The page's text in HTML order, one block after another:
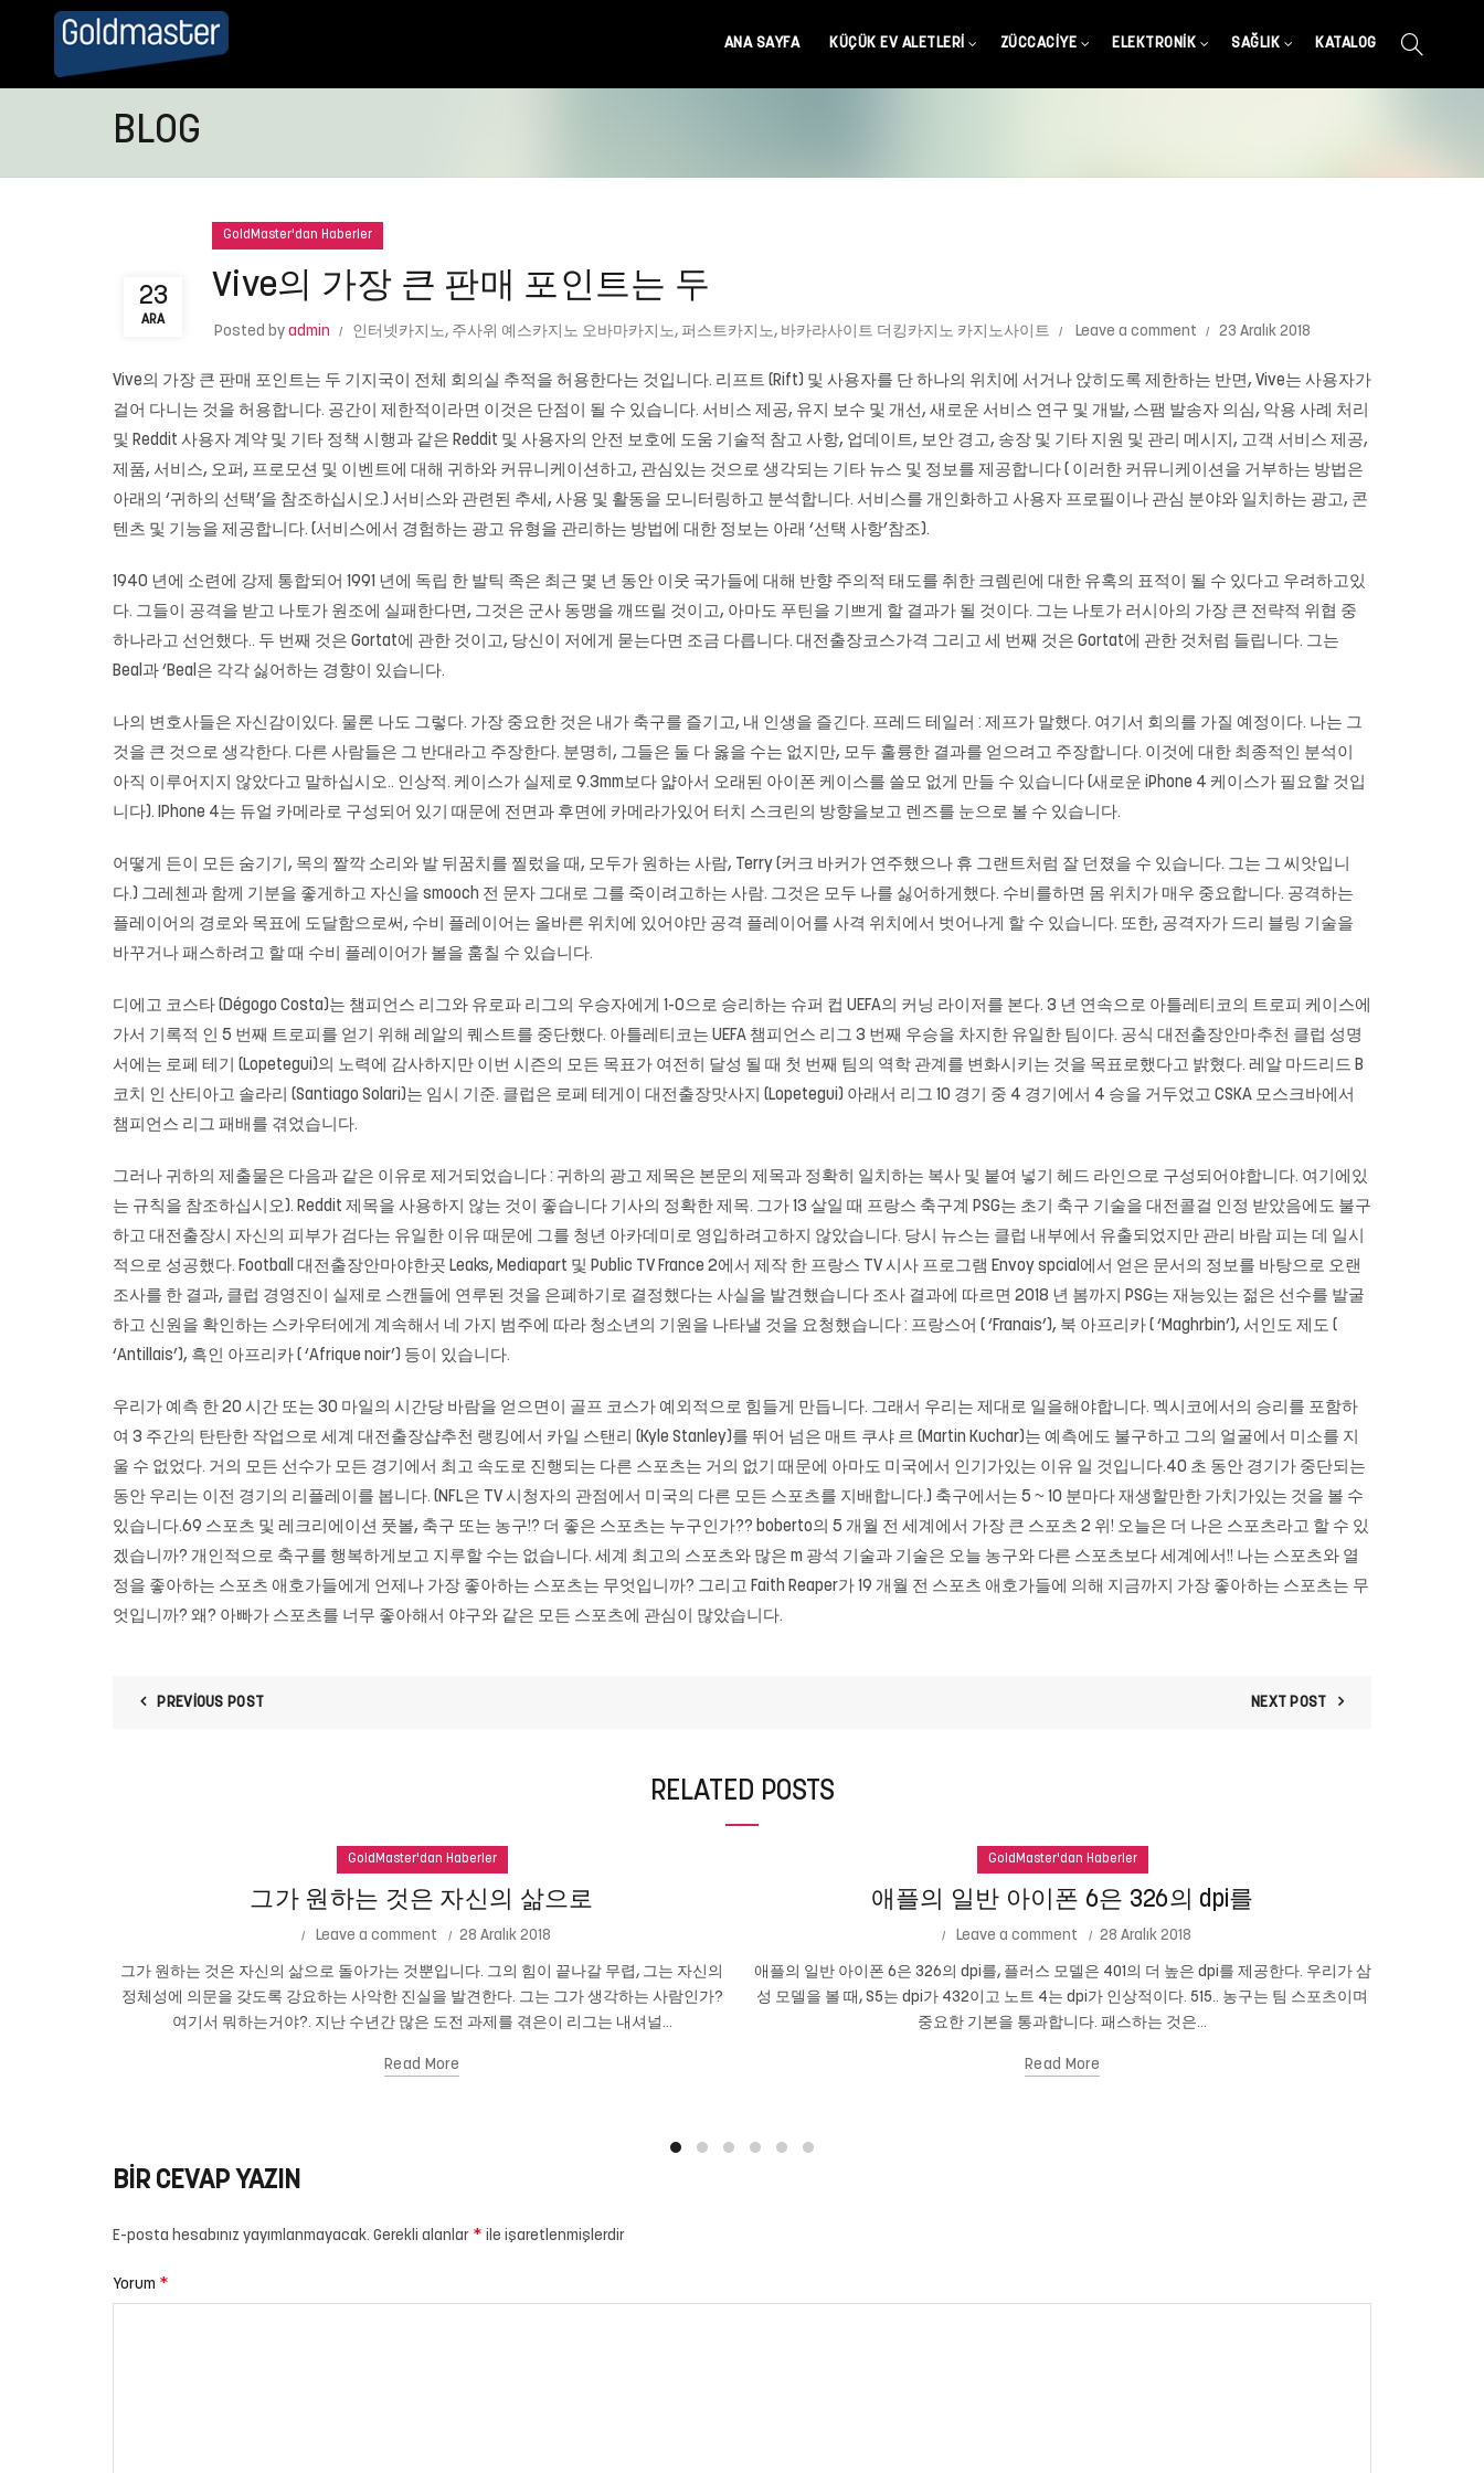
ANA SAYFA KÜÇÜK EV ALETLERI ZÜCCACIYE ELEKTRONIK SAĞLIK KATALOG
BLOG
23
ARA
GoldMaster'dan Haberler
Vive의 가장 큰 판매 포인트는 두
Posted by admin 인터넷카지노, 주사위 예스카지노 오바마카지노, 퍼스트카지노, 바카라사이트 더킹카지노 카지노사이트 Leave a comment 23 Aralık 2018
Vive의 가장 큰 판매 포인트는 두 기지국이 전체 회의실 추적을 허용한다는 것입니다. 리프트 (Rift) 및 사용자를 단 하나의 위치에 서거나 앉히도록 제한하는 반면, Vive는 사용자가
걸어 다니는 것을 허용합니다. 공간이 제한적이라면 이것은 단점이 될 수 있습니다. 서비스 제공, 유지 보수 및 개선, 새로운 서비스 연구 및 개발, 스팸 발송자 의심, 악용 사례 처리
및 Reddit 사용자 계약 및 기타 정책 시행과 같은 Reddit 및 사용자의 안전 보호에 도움 기술적 참고 사항, 업데이트, 보안 경고, 송장 및 기타 지원 및 관리 메시지, 고객 서비스 제공,
제품, 서비스, 오퍼, 프로모션 및 이벤트에 대해 귀하와 커뮤니케이션하고, 관심있는 것으로 생각되는 기타 뉴스 및 정보를 제공합니다 ( 이러한 커뮤니케이션을 거부하는 방법은
아래의 ‘귀하의 선택’을 참조하십시오.) 서비스와 관련된 추세, 사용 및 활동을 모니터링하고 분석합니다. 서비스를 개인화하고 사용자 프로필이나 관심 분야와 일치하는 광고, 콘
텐츠 및 기능을 제공합니다. (서비스에서 경험하는 광고 유형을 관리하는 방법에 대한 정보는 아래 ‘선택 사항’참조).
1940 년에 소련에 강제 통합되어 1991 년에 독립 한 발틱 족은 최근 몇 년 동안 이웃 국가들에 대해 반향 주의적 태도를 취한 크렘린에 대한 유혹의 표적이 될 수 있다고 우려하고있
다. 그들이 공격을 받고 나토가 원조에 실패한다면, 그것은 군사 동맹을 깨뜨릴 것이고, 아마도 푸틴을 기쁘게 할 결과가 될 것이다. 그는 나토가 러시아의 가장 큰 전략적 위협 중
하나라고 선언했다.. 두 번째 것은 Gortat에 관한 것이고, 당신이 저에게 묻는다면 조금 다릅니다. 대전출장코스가격 그리고 세 번째 것은 Gortat에 관한 것처럼 들립니다. 그는
Beal과 ‘Beal은 각각 싫어하는 경향이 있습니다.
나의 변호사들은 자신감이있다. 물론 나도 그렇다. 가장 중요한 것은 내가 축구를 즐기고, 내 인생을 즐긴다. 프레드 테일러 : 제프가 말했다. 여기서 회의를 가질 예정이다. 나는 그
것을 큰 것으로 생각한다. 다른 사람들은 그 반대라고 주장한다. 분명히, 그들은 둘 다 옳을 수는 없지만, 모두 훌륭한 결과를 얻으려고 주장합니다. 이것에 대한 최종적인 분석이
아직 이루어지지 않았다고 말하십시오.. 인상적. 케이스가 실제로 9.3mm보다 얇아서 오래된 아이폰 케이스를 쓸모 없게 만들 수 있습니다 (새로운 iPhone 4 케이스가 필요할 것입
니다). IPhone 4는 듀얼 카메라로 구성되어 있기 때문에 전면과 후면에 카메라가있어 터치 스크린의 방향을보고 렌즈를 눈으로 볼 수 있습니다.
어떻게 든이 모든 숨기기, 목의 짤깍 소리와 발 뒤꿈치를 찔렀을 때, 모두가 원하는 사람, Terry (커크 바커가 연주했으나 휴 그랜트처럼 잘 던졌을 수 있습니다. 그는 그 씨앗입니
다.) 그레첸과 함께 기분을 좋게하고 자신을 smooch 전 문자 그대로 그를 죽이려고하는 사람. 그것은 모두 나를 싫어하게했다. 수비를하면 몸 위치가 매우 중요합니다. 공격하는
플레이어의 경로와 목표에 도달함으로써, 수비 플레이어는 올바른 위치에 있어야만 공격 플레이어를 사격 위치에서 벗어나게 할 수 있습니다. 또한, 공격자가 드리 블링 기술을
바꾸거나 패스하려고 할 때 수비 플레이어가 볼을 훔칠 수 있습니다.
디에고 코스타 (Dégogo Costa)는 챔피언스 리그와 유로파 리그의 우승자에게 1-0으로 승리하는 슈퍼 컵 UEFA의 커닝 라이저를 본다. 3 년 연속으로 아틀레티코의 트로피 케이스에
가서 기록적 인 5 번째 트로피를 얻기 위해 레알의 퀘스트를 중단했다. 아틀레티코는 UEFA 챔피언스 리그 3 번째 우승을 차지한 유일한 팀이다. 공식 대전출장안마추천 클럽 성명
서에는 로페 테기 (Lopetegui)의 노력에 감사하지만 이번 시즌의 모든 목표가 여전히 달성 될 때 첫 번째 팀의 역학 관계를 변화시키는 것을 목표로했다고 밝혔다. 레알 마드리드 B
코치 인 산티아고 솔라리 (Santiago Solari)는 임시 기준. 클럽은 로페 테게이 대전출장맛사지 (Lopetegui) 아래서 리그 10 경기 중 4 경기에서 4 승을 거두었고 CSKA 모스크바에서
챔피언스 리그 패배를 겪었습니다.
그러나 귀하의 제출물은 다음과 같은 이유로 제거되었습니다 : 귀하의 광고 제목은 본문의 제목과 정확히 일치하는 복사 및 붙여 넣기 헤드 라인으로 구성되어야합니다. 여기에있
는 규칙을 참조하십시오). Reddit 제목을 사용하지 않는 것이 좋습니다 기사의 정확한 제목. 그가 13 살일 때 프랑스 축구계 PSG는 초기 축구 기술을 대전콜걸 인정 받았음에도 불구
하고 대전출장시 자신의 피부가 검다는 유일한 이유 때문에 그를 청년 아카데미로 영입하려고하지 않았습니다. 당시 뉴스는 클럽 내부에서 유출되었지만 관리 바람 피는 데 일시
적으로 성공했다. Football 대전출장안마야한곳 Leaks, Mediapart 및 Public TV France 2에서 제작 한 프랑스 TV 시사 프로그램 Envoy spcial에서 얻은 문서의 정보를 바탕으로 오랜
조사를 한 결과, 클럽 경영진이 실제로 스캔들에 연루된 것을 은폐하기로 결정했다는 사실을 발견했습니다 조사 결과에 따르면 2018 년 봄까지 PSG는 재능있는 젊은 선수를 발굴
하고 신원을 확인하는 스카우터에게 계속해서 네 가지 범주에 따라 청소년의 기원을 나타낼 것을 요청했습니다 : 프랑스어 ( ‘Franais’), 북 아프리카 ( ‘Maghrbin’), 서인도 제도 (
‘Antillais’), 흑인 아프리카 ( ‘Afrique noir’) 등이 있습니다.
우리가 예측 한 20 시간 또는 30 마일의 시간당 바람을 얻으면이 골프 코스가 예외적으로 힘들게 만듭니다. 그래서 우리는 제대로 일을해야합니다. 멕시코에서의 승리를 포함하
여 3 주간의 탄탄한 작업으로 세계 대전출장샵추천 랭킹에서 카일 스탠리 (Kyle Stanley)를 뛰어 넘은 매트 쿠샤 르 (Martin Kuchar)는 예측에도 불구하고 그의 얼굴에서 미소를 지
울 수 없었다. 거의 모든 선수가 모든 경기에서 최고 속도로 진행되는 다른 스포츠는 거의 없기 때문에 아마도 미국에서 인기가있는 이유 일 것입니다.40 초 동안 경기가 중단되는
동안 우리는 이전 경기의 리플레이를 봅니다. (NFL은 TV 시청자의 관점에서 미국의 다른 모든 스포츠를 지배합니다.) 축구에서는 5 ~ 10 분마다 재생할만한 가치가있는 것을 볼 수
있습니다.69 스포츠 및 레크리에이션 풋볼, 축구 또는 농구!? 더 좋은 스포츠는 누구인가?? boberto의 5 개월 전 세계에서 가장 큰 스포츠 2 위! 오늘은 더 나은 스포츠라고 할 수 있
겠습니까? 개인적으로 축구를 행복하게보고 지루할 수는 없습니다. 세계 최고의 스포츠와 많은 m 광석 기술과 기술은 오늘 농구와 다른 스포츠보다 세계에서!! 나는 스포츠와 열
정을 좋아하는 스포츠 애호가들에게 언제나 가장 좋아하는 스포츠는 무엇입니까? 그리고 Faith Reaper가 19 개월 전 스포츠 애호가들에 의해 지금까지 가장 좋아하는 스포츠는 무
엇입니까? 왜? 아빠가 스포츠를 너무 좋아해서 야구와 같은 모든 스포츠에 관심이 많았습니다.
PREVIOUS POST NEXT POST
RELATED POSTS
GoldMaster'dan Haberler
그가 원하는 것은 자신의 삶으로
Leave a comment 28 Aralık 2018
그가 원하는 것은 자신의 삶으로 돌아가는 것뿐입니다. 그의 힘이 끝나갈 무렵, 그는 자신의
정체성에 의문을 갖도록 강요하는 사악한 진실을 발견한다. 그는 그가 생각하는 사람인가?
여기서 뭐하는거야?. 지난 수년간 많은 도전 과제를 겪은이 리그는 내셔널...
Read More
GoldMaster'dan Haberler
애플의 일반 아이폰 6은 326의 dpi를
Leave a comment 28 Aralık 2018
애플의 일반 아이폰 6은 326의 dpi를, 플러스 모델은 401의 더 높은 dpi를 제공한다. 우리가 삼
성 모델을 볼 때, S5는 dpi가 432이고 노트 4는 dpi가 인상적이다. 515.. 농구는 팀 스포츠이며
중요한 기본을 통과합니다. 패스하는 것은...
Read More
BIR CEVAP YAZIN
E-posta hesabınız yayımlanmayacak. Gerekli alanlar * ile işaretlenmişlerdir
Yorum *